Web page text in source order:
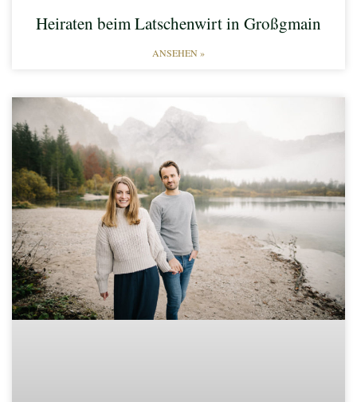
Heiraten beim Latschenwirt in Großgmain
ANSEHEN »